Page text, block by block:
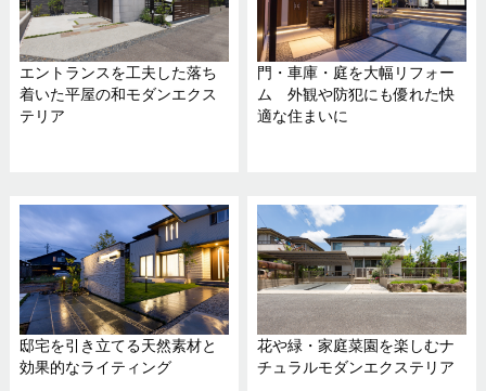
エントランスを工夫した落ち
着いた平屋の和モダンエクス
テリア
門・車庫・庭を大幅リフォー
ム 外観や防犯にも優れた快
適な住まいに
邸宅を引き立てる天然素材と
効果的なライティング
花や緑・家庭菜園を楽しむナ
チュラルモダンエクステリア